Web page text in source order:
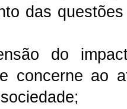
das
do
concerne ao